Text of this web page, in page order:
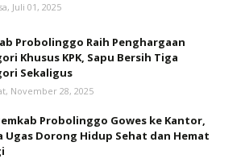
Juli 01, 2025
Probolinggo Raih Penghargaan
Khusus KPK, Sapu Bersih Tiga
Sekaligus
November 28, 2025
Probolinggo Gowes ke Kantor,
Ugas Dorong Hidup Sehat dan Hemat